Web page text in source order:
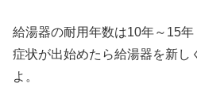
給湯器の耐用年数は10年～15
症状が出始めたら給湯器を新し
よ。